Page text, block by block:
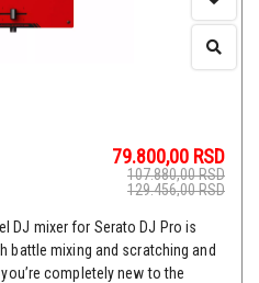
79.800,00 RSD
107.880,00RSD
129.456,00RSD
DJ mixer for Serato DJ Pro is
battle mixing and scratching and
completely new to the